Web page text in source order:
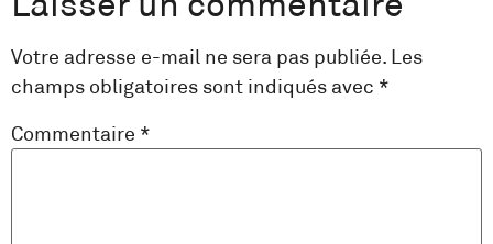
Votre adresse e-mail ne sera pas publiée. Les
champs obligatoires sont indiqués avec *
Commentaire *